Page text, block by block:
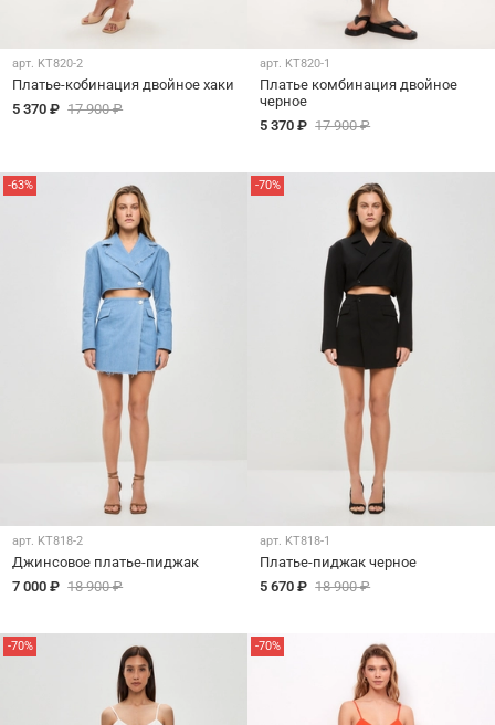
арт. KT820-2
Платье-кобинация двойное хаки
5 370 ₽ 17 900 ₽
арт. KT820-1
Платье комбинация двойное
черное
5 370 ₽ 17 900 ₽
-63%
арт. KT818-2
Джинсовое платье-пиджак
7 000 ₽ 18 900 ₽
-70%
арт. KT818-1
Платье-пиджак черное
5 670 ₽ 18 900 ₽
-70% -70%